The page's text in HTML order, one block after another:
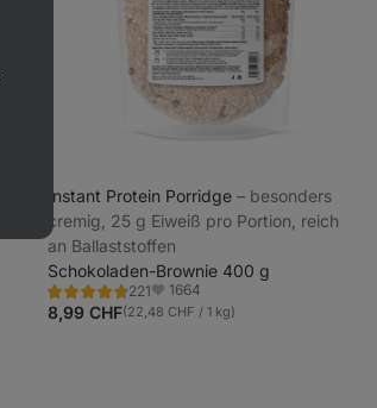
Instant Protein Porridge ⁠–⁠ besonders
cremig, 25 g Eiweiß pro Portion, reich
an Ballaststoffen
Schokoladen-Brownie 400 g
221
Bewertung
4.6/5,
221
Favoriten
1664
8,99 CHF(22,48 CHF / 1 kg)